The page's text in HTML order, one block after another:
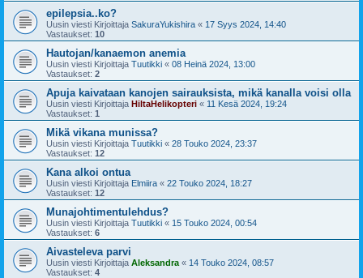
epilepsia..ko?
Uusin viesti Kirjoittaja SakuraYukishira « 17 Syys 2024, 14:40
Vastaukset: 10
Hautojan/kanaemon anemia
Uusin viesti Kirjoittaja Tuutikki « 08 Heinä 2024, 13:00
Vastaukset: 2
Apuja kaivataan kanojen sairauksista, mikä kanalla voisi olla
Uusin viesti Kirjoittaja HiltaHelikopteri « 11 Kesä 2024, 19:24
Vastaukset: 1
Mikä vikana munissa?
Uusin viesti Kirjoittaja Tuutikki « 28 Touko 2024, 23:37
Vastaukset: 12
Kana alkoi ontua
Uusin viesti Kirjoittaja Elmiira « 22 Touko 2024, 18:27
Vastaukset: 12
Munajohtimentulehdus?
Uusin viesti Kirjoittaja Tuutikki « 15 Touko 2024, 00:54
Vastaukset: 6
Aivasteleva parvi
Uusin viesti Kirjoittaja Aleksandra « 14 Touko 2024, 08:57
Vastaukset: 4